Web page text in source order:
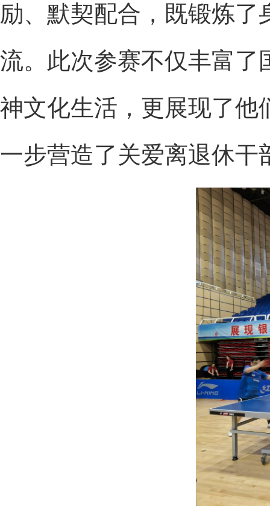
励、默契配合，既锻炼
流。此次参赛不仅丰富了
神文化生活，更展现了他
一步营造了关爱离退休干